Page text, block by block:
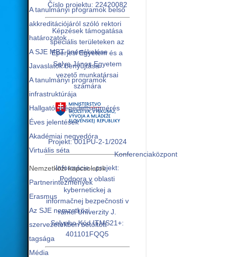
A tanulmányi programok belső
akkreditációjáról szóló rektori
határozatok
A SJE MBT önértékelése
Javaslatok benyújtása
A tanulmányi programok
infrastruktúrája
Hallgatói elégedettségmérés
Éves jelentések
Akadémiai negyedóra
Virtuális séta
Konferenciaközpont
Nemzetközi kapcsolatok
Partnerintézmények
Erasmus
Az SJE nemzetközi
szervezetekben betöltött
tagsága
Média
Číslo projektu: 22420082
Képzések támogatása
speciális területeken az
Eperjesi Egyetem és a
Selye János Egyetem
vezető munkatársai
számára
Projekt: 001PU-2-1/2024
Informácie - projekt:
Podpora v oblasti
kybernetickej a
informačnej bezpečnosti v
rámci Univerzity J.
Selyeho Kód ITMS21+:
401101FQQ5